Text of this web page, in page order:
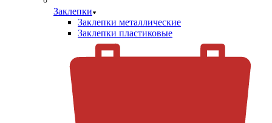
Заклепки
Заклепки металлические
Заклепки пластиковые